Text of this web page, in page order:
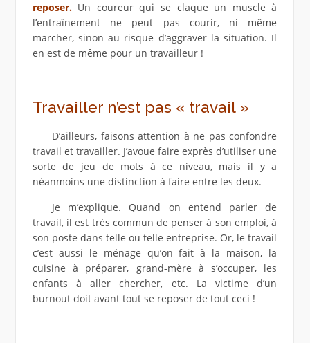
reposer.Un coureur qui se claque un muscle à
l’entraînement ne peut pas courir, ni même
marcher, sinon au risque d’aggraver la situation. Il
en est de même pour un travailleur !
Travailler n’est pas « travail »
D’ailleurs, faisons attention à ne pas confondre
travail et travailler. J’avoue faire exprès d’utiliser une
sorte de jeu de mots à ce niveau, mais il y a
néanmoins une distinction à faire entre les deux.
Je m’explique. Quand on entend parler de
travail, il est très commun de penser à son emploi, à
son poste dans telle ou telle entreprise. Or, le travail
c’est aussi le ménage qu’on fait à la maison, la
cuisine à préparer, grand-mère à s’occuper, les
enfants à aller chercher, etc. La victime d’un
burnout doit avant tout se reposer de tout ceci !